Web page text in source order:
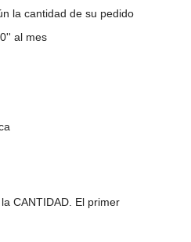
la cantidad de su pedido
al mes
CANTIDAD. El primer